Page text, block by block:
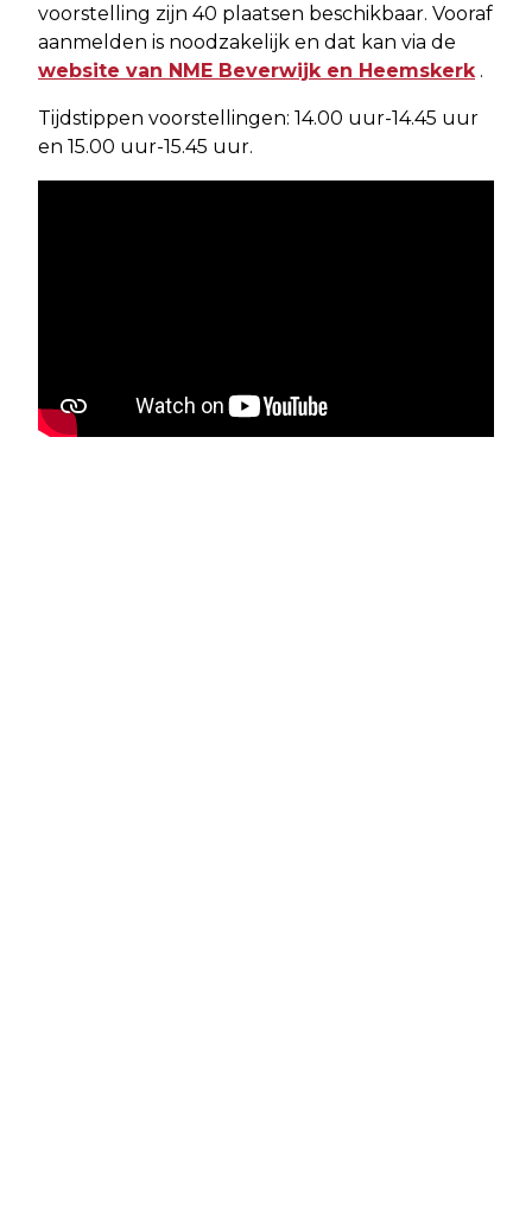
voorstelling zijn 40 plaatsen beschikbaar. Vooraf
aanmelden is noodzakelijk en dat kan via de
website van NME Beverwijk en Heemskerk .
Tijdstippen voorstellingen: 14.00 uur-14.45 uur
en 15.00 uur-15.45 uur.